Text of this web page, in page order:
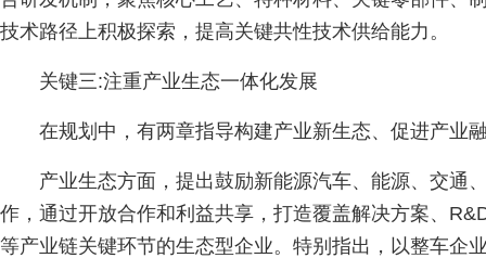
技术路径上积极探索，提高关键共性技术供给能力。
关键三:注重产业生态一体化发展
在规划中，有两章指导构建产业新生态、促进产业
产业生态方面，提出鼓励新能源汽车、能源、交通
作，通过开放合作和利益共享，打造覆盖解决方案、
等产业链关键环节的生态型企业。特别指出，以整车企